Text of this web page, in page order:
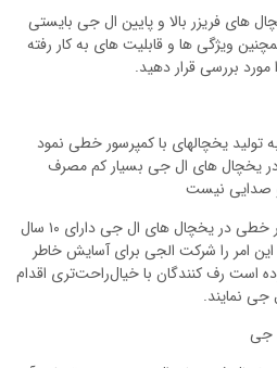
های فریزر بالا و پایین ال جی بایستی
ویژگی ها و قابلیت های به کار رفته
بررسی قرار دهید.
به تولید یخچالهای با کمپرسور خطی نمود
یخچال های ال جی بسیار کم مصرف
صدایی نیست
همچنین استفاده از کمپرسور اینورتر خطی در یخچال های ال جی دارای ۱۰ سال
امر را شرکت الجی برای آسایش خاطر
است رف کنندگان با خیا‌ل‌راحت‌تری اقدام
جی نمایند.
جی